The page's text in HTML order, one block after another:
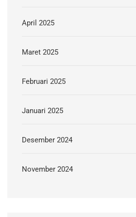
April 2025
Maret 2025
Februari 2025
Januari 2025
Desember 2024
November 2024